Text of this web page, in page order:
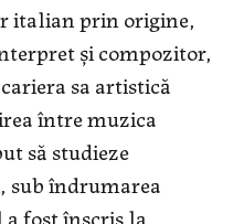
italian prin origine,
şi compozitor,
sa artistică
între muzica
să studieze
sub îndrumarea
fost înscris la